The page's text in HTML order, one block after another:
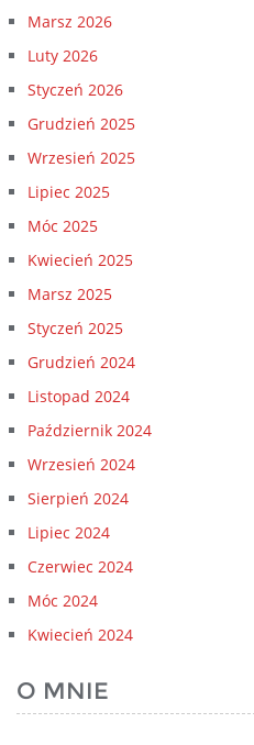
Marsz 2026
Luty 2026
Styczeń 2026
Grudzień 2025
Wrzesień 2025
Lipiec 2025
Móc 2025
Kwiecień 2025
Marsz 2025
Styczeń 2025
Grudzień 2024
Listopad 2024
Październik 2024
Wrzesień 2024
Sierpień 2024
Lipiec 2024
Czerwiec 2024
Móc 2024
Kwiecień 2024
O MNIE